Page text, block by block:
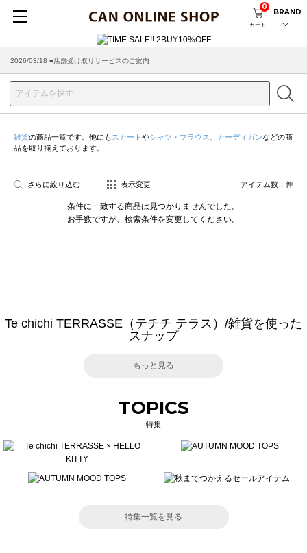
カート
0
BRAND
2026/03/18 ■店舗受け取りサービスのご案内
雑貨の商品一覧です。他にも スカート やシャツ・ブラウス カーディガンなどの商
品を取り揃えております。
さらに絞り込む 表示変更 アイテム数： 件
条件に一致する商品は見つかりませんでした。
お手数ですが、検索条件を変更してください。
Te chichi TERRASSE（テチチ テラス）/雑貨を使った
スナップ
もっと見る
TOPICS
特集
特集一覧を見る